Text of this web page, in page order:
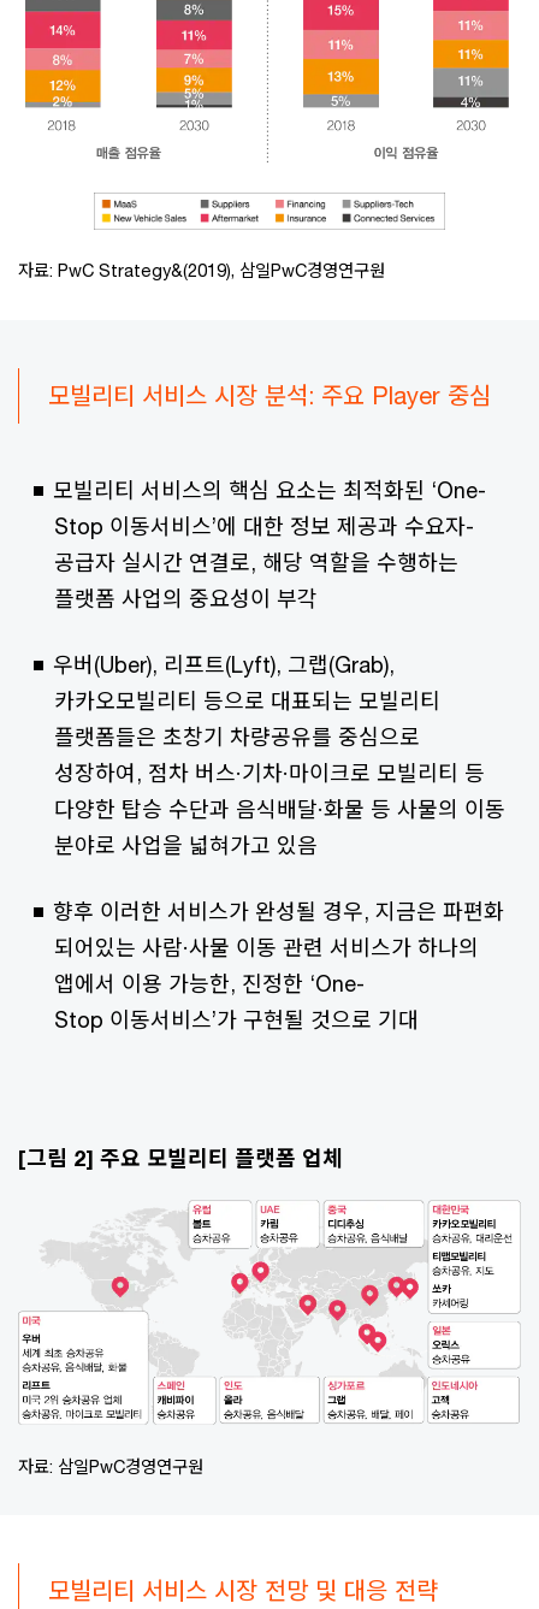
자료: PwC Strategy&(2019), 삼일PwC경영연구원
모빌리티 서비스 시장 분석: 주요 Player 중심
모빌리티 서비스의 핵심 요소는 최적화된 ‘One-
Stop 이동서비스’에 대한 정보 제공과 수요자-
공급자 실시간 연결로, 해당 역할을 수행하는
플랫폼 사업의 중요성이 부각
우버(Uber), 리프트(Lyft), 그랩(Grab),
카카오모빌리티 등으로 대표되는 모빌리티
플랫폼들은 초창기 차량공유를 중심으로
성장하여, 점차 버스·기차·마이크로 모빌리티 등
다양한 탑승 수단과 음식배달·화물 등 사물의 이동
분야로 사업을 넓혀가고 있음
향후 이러한 서비스가 완성될 경우, 지금은 파편화
되어있는 사람·사물 이동 관련 서비스가 하나의
앱에서 이용 가능한, 진정한 ‘One-
Stop 이동서비스’가 구현될 것으로 기대
[그림 2] 주요 모빌리티 플랫폼 업체
자료: 삼일PwC경영연구원
모빌리티 서비스 시장 전망 및 대응 전략